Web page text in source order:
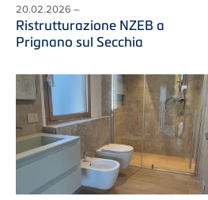
20.02.2026 –
Ristrutturazione NZEB a
Prignano sul Secchia